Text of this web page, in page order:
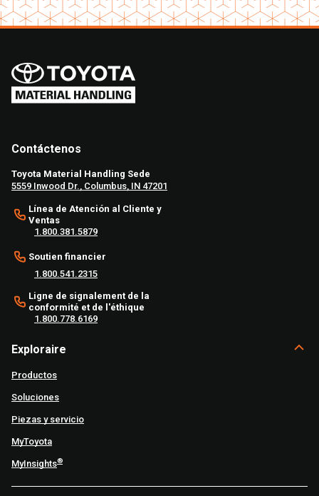
Contáctenos
Toyota Material Handling Sede
5559 Inwood Dr., Columbus, IN 47201
Línea de Atención al Cliente y
Ventas
1.800.381.5879
Soutien financier
1.800.541.2315
Ligne de signalement de la
conformité et de l'éthique
1.800.778.6169
Exploraire
Productos
Soluciones
Piezas y servicio
MyToyota
MyInsights®